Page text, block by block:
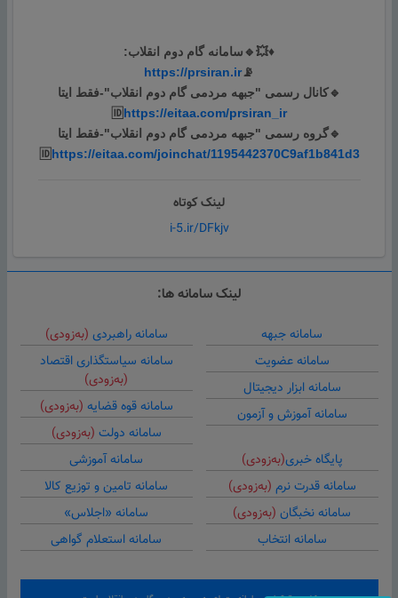
♦️💥🔹سامانه گام دوم انقلاب:
📡
https://prsiran.ir
🔹کانال رسمی "جبهه مردمی گام دوم انقلاب"-فقط ایتا
🆔https://eitaa.com/prsiran_ir
🔹گروه رسمی "جبهه مردمی گام دوم انقلاب"-فقط ایتا
🆔https://eitaa.com/joinchat/1195442370C9af1b841d3
لینک کوتاه
i-5.ir/DFkjv
لینک سامانه ها:
سامانه جبهه
سامانه عضویت
سامانه ابزار دیجیتال
سامانه آموزش و آزمون
سامانه راهبردی (به‌زودی)
سامانه سیاستگذاری اقتصاد
(به‌زودی)
سامانه قوه قضایه (به‌زودی)
سامانه دولت (به‌زودی)
پایگاه خبری(به‌زودی)
سامانه قدرت نرم (به‌زودی)
سامانه نخبگان (به‌زودی)
سامانه انتخاب
سامانه آموزشی
سامانه تامین و توزیع کالا
سامانه «اجلاس»
سامانه استعلام گواهی